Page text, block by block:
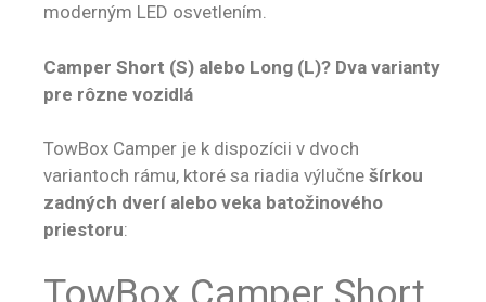
moderným LED osvetlením.
Camper Short (S) alebo Long (L)? Dva varianty
pre rôzne vozidlá
TowBox Camper je k dispozícii v dvoch
variantoch rámu, ktoré sa riadia výlučne šírkou
zadných dverí alebo veka batožinového
priestoru: